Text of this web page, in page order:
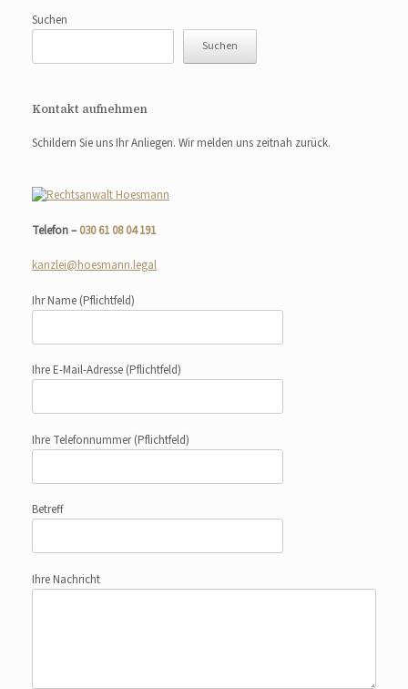
Suchen
Suchen
Kontakt aufnehmen
Schildern Sie uns Ihr Anliegen. Wir melden uns zeitnah zurück.
Telefon –030 61 08 04 191
kanzlei@hoesmann.legal
Ihr Name (Pflichtfeld)
Ihre E-Mail-Adresse (Pflichtfeld)
Ihre Telefonnummer(Pflichtfeld)
Betreff
Ihre Nachricht